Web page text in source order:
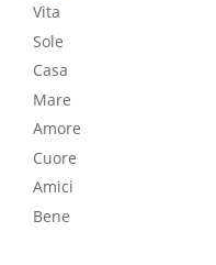
Vita
Sole
Casa
Mare
Amore
Cuore
Amici
Bene